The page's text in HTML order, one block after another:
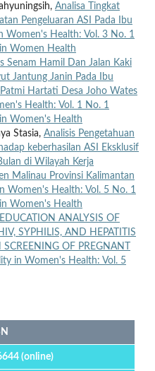
Analisa Tingkat
Pengeluaran ASI Pada Ibu
Women's Health: Vol. 3 No. 1
Women Health
Senam Hamil Dan Jalan Kaki
Jantung Janin Pada Ibu
Hartati Desa Joho Wates
Health: Vol. 1 No. 1
Women's Health
Stasia, Analisis Pengetahuan
keberhasilan ASI Eksklusif
di Wilayah Kerja
Malinau Provinsi Kalimantan
Women's Health: Vol. 5 No. 1
Women's Health
ANALYSIS OF
SYPHILIS, AND HEPATITIS
OF PREGNANT
in Women's Health: Vol. 5
(online)